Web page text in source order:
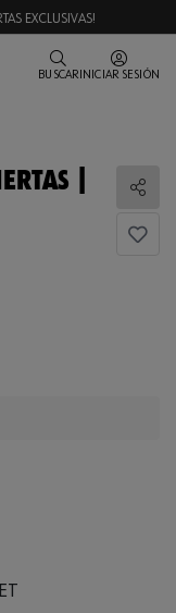
EXCLUSIVAS!
BUSCAR INICIAR SESIÓN
|